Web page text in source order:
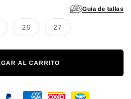
Guía de tallas
agotada o no disponible
26
Variante agotada o no
27
Variante agotada o no
AL CARRITO